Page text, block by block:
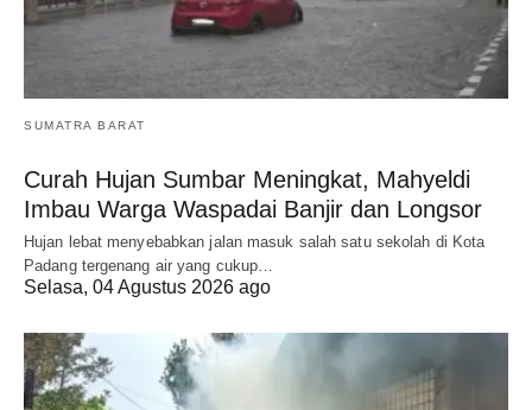
SUMATRA BARAT
Curah Hujan Sumbar Meningkat, Mahyeldi
Imbau Warga Waspadai Banjir dan Longsor
Hujan lebat menyebabkan jalan masuk salah satu sekolah di Kota
Padang tergenang air yang cukup…
Selasa, 04 Agustus 2026 ago